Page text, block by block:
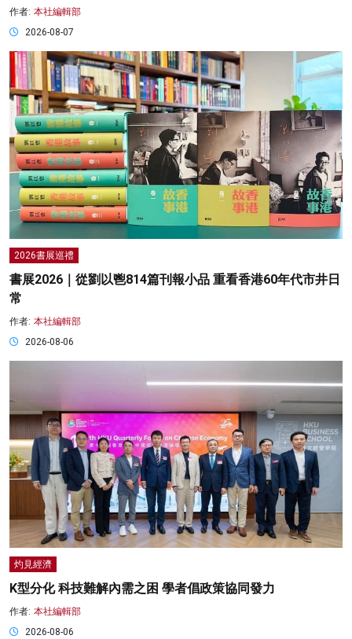
作者: 本社編輯部
2026-08-07
2026書展巡禮
書展2026｜從劉以鬯814篇刊報小品 重看香港60年代市井日
常
作者: 本社編輯部
2026-08-06
灼見經濟
K型分化 科技難解內需之困 學者倡政策協同發力
作者: 本社編輯部
2026-08-06